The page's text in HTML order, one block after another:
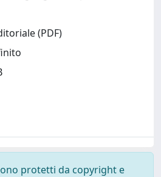
(PDF)
protetti da copyright e